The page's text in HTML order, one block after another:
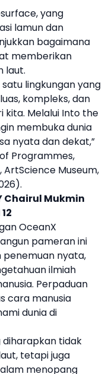
yang
lamun dan
bagaimana
memberikan
laut.
lingkungan yang
kompleks, dan
kita. Melalui Into the
membuka dunia
nyata dan dekat,”
Programmes,
ArtScience Museum,
Chairul Mukmin
OceanX
pameran ini
penemuan nyata,
ilmiah
Perpaduan
cara manusia
dunia di
diharapkan tidak
tetapi juga
menopang